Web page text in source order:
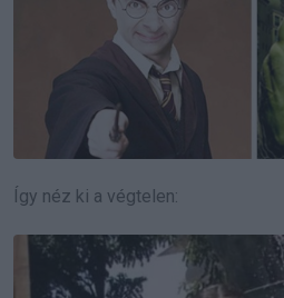
Így néz ki a végtelen: